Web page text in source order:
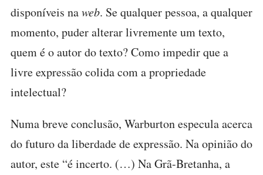
disponíveis naweb. Se qualquer pessoa, a qualquer
momento, puder alterar livremente um texto,
quem é o autor do texto? Como impedir que a
livre expressão colida com a propriedade
intelectual?
Numa breve conclusão, Warburton especula acerca
do futuro da liberdade de expressão. Na opinião do
autor, este “é incerto. (…) Na Grã-Bretanha, a